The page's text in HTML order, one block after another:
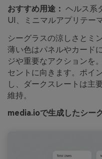
おすすめ用途： ヘルス系
UI、ミニマルアプリテー
シーグラスの涼しさとミ
薄い色はパネルやカード
ジや重要なアクションを
セントに向きます。ポイ
し、ダークスレートは主
維持。
media.ioで生成したシー